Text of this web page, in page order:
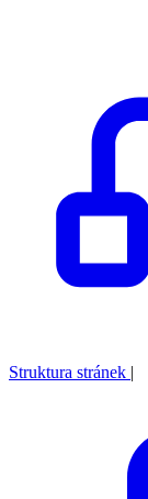
Struktura stránek |